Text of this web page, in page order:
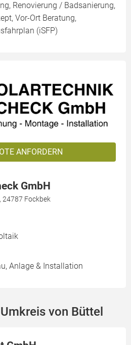
Renovierung / Badsanierung,
Vor-Ort Beratung,
(iSFP)
ANFORDERN
GmbH
24787 Fockbek
Anlage & Installation
von Büttel